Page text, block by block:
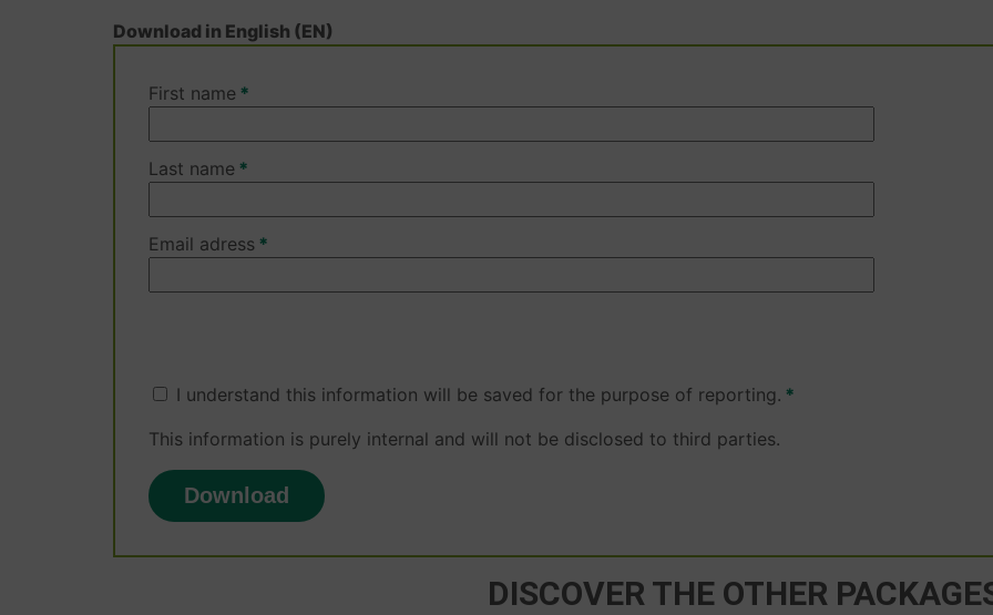
Download in English (EN)
First name
Last name
Email adress
I understand this information will be saved for the purpose of reporting.
This information is purely internal and will not be disclosed to third parties.
DISCOVER THE OTHER